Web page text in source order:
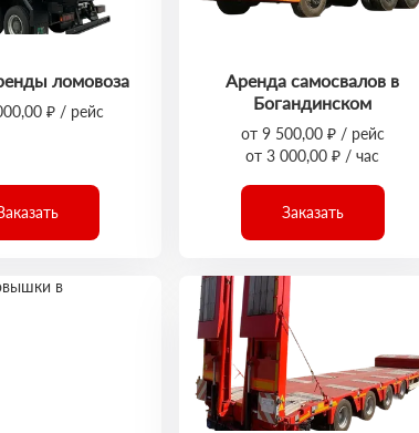
ломовоза
₽ / рейс
Аренда самосвалов в
Богандинском
от 9 500,00 ₽ / рейс
от 3 000,00 ₽ / час
Заказать